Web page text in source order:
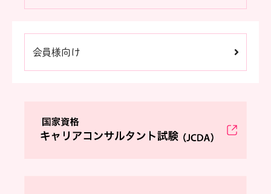
会員様向け